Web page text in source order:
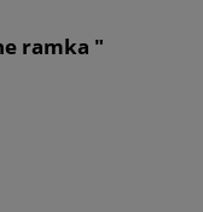
ramka "